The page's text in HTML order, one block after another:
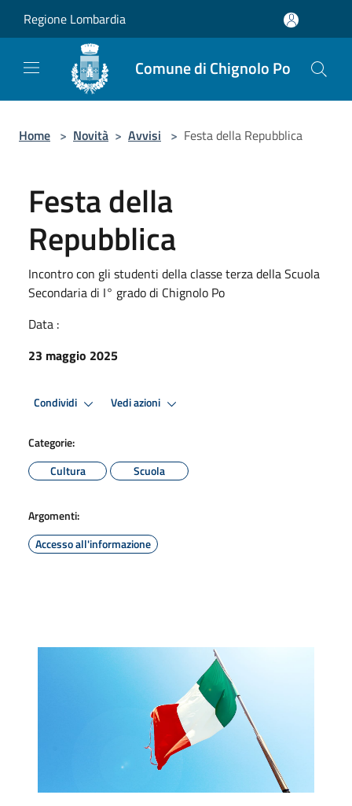
Regione Lombardia
Comune di Chignolo Po
Home > Novità > Avvisi > Festa della Repubblica
Festa della
Repubblica
Incontro con gli studenti della classe terza della Scuola
Secondaria di I° grado di Chignolo Po
Data :
23 maggio 2025
Condividi Vedi azioni
Categorie:
Cultura
Scuola
Argomenti:
Accesso all'informazione